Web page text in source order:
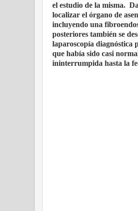
el estudio de la misma.
localizar el órgano de
incluyendo una
posteriores también se
laparoscopía diagnóstica
que había sido casi
ininterrumpida hasta la